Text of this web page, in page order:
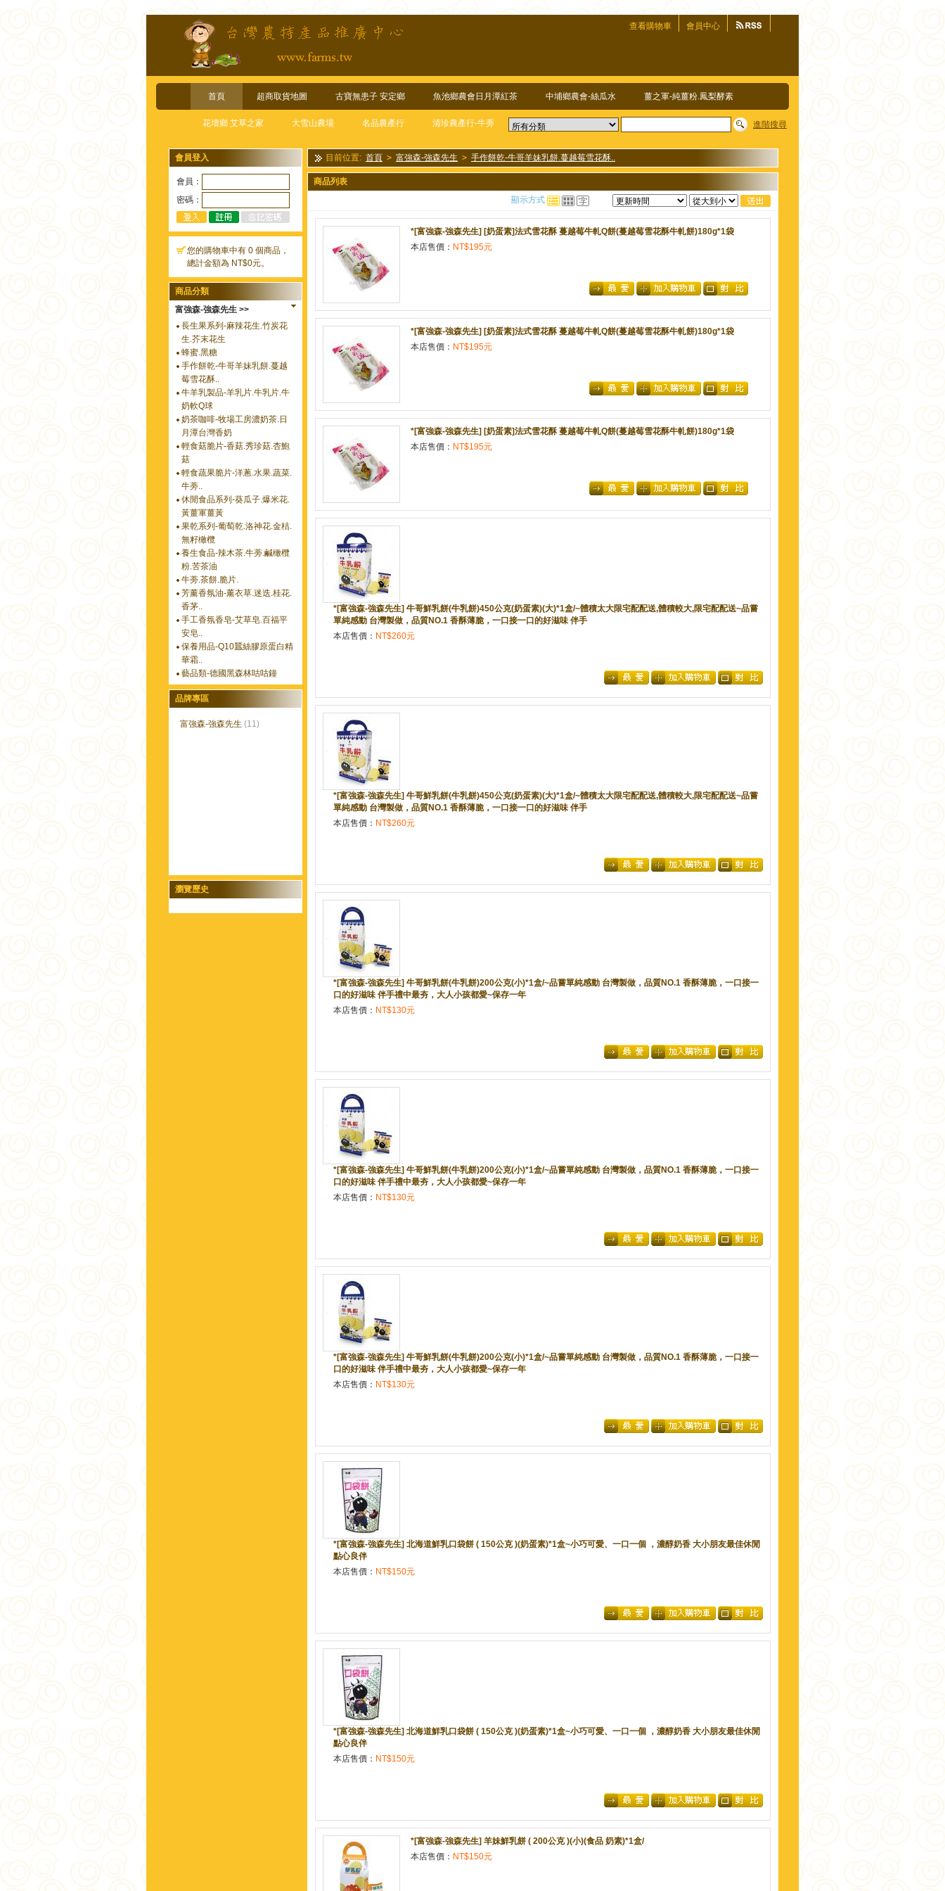
查看購物車 會員中心
首頁 超商取貨地圖 古寶無患子 安定鄉 魚池鄉農會日月潭紅茶 中埔鄉農會-絲瓜水 薑之軍-純薑粉.鳳梨酵素
花壇鄉 艾草之家 大雪山農場 名品農產行 清珍農產行-牛蒡 進階搜尋
會員登入
會員：
密碼：
您的購物車中有 0 個商品，
總計金額為 NT$0元。
商品分類
富強森-強森先生 >>
長生果系列-麻辣花生.竹炭花
生.芥末花生
蜂蜜.黑糖
手作餅乾-牛哥羊妹乳餅.蔓越
莓雪花酥..
牛羊乳製品-羊乳片.牛乳片.牛
奶軟Q球
奶茶咖啡-牧場工房濃奶茶.日
月潭台灣香奶
輕食菇脆片-香菇.秀珍菇.杏鮑
菇
輕食蔬果脆片-洋蔥.水果.蔬菜.
牛蒡..
休閒食品系列-葵瓜子.爆米花.
黃薑軍薑黃
果乾系列-葡萄乾.洛神花.金桔.
無籽橄欖
養生食品-辣木茶.牛蒡.鹹橄欖
粉.苦茶油
牛蒡.茶餅.脆片.
芳薰香氛油-薰衣草.迷迭.桂花.
香茅..
手工香氛香皂-艾草皂.百福平
安皂..
保養用品-Q10蠶絲膠原蛋白精
華霜..
藝品類-德國黑森林咕咕鐘
品牌專區
富強森-強森先生 (11)
瀏覽歷史
目前位置: 首頁 > 富強森-強森先生 > 手作餅乾-牛哥羊妹乳餅.蔓越莓雪花酥..
商品列表
顯示方式
*[富強森-強森先生] [奶蛋素]法式雪花酥 蔓越莓牛軋Q餅(蔓越莓雪花酥牛軋餅)180g*1袋
本店售價： NT$195元
*[富強森-強森先生] [奶蛋素]法式雪花酥 蔓越莓牛軋Q餅(蔓越莓雪花酥牛軋餅)180g*1袋
本店售價： NT$195元
*[富強森-強森先生] [奶蛋素]法式雪花酥 蔓越莓牛軋Q餅(蔓越莓雪花酥牛軋餅)180g*1袋
本店售價： NT$195元
*[富強森-強森先生] 牛哥鮮乳餅(牛乳餅)450公克(奶蛋素)(大)*1盒/~體積太大限宅配配送,體積較大,限宅配配送~品嘗
單純感動 台灣製做，品質NO.1 香酥薄脆，一口接一口的好滋味 伴手
本店售價： NT$260元
*[富強森-強森先生] 牛哥鮮乳餅(牛乳餅)450公克(奶蛋素)(大)*1盒/~體積太大限宅配配送,體積較大,限宅配配送~品嘗
單純感動 台灣製做，品質NO.1 香酥薄脆，一口接一口的好滋味 伴手
本店售價： NT$260元
*[富強森-強森先生] 牛哥鮮乳餅(牛乳餅)200公克(小)*1盒/~品嘗單純感動 台灣製做，品質NO.1 香酥薄脆，一口接一
口的好滋味 伴手禮中最夯，大人小孩都愛~保存一年
本店售價： NT$130元
*[富強森-強森先生] 牛哥鮮乳餅(牛乳餅)200公克(小)*1盒/~品嘗單純感動 台灣製做，品質NO.1 香酥薄脆，一口接一
口的好滋味 伴手禮中最夯，大人小孩都愛~保存一年
本店售價： NT$130元
*[富強森-強森先生] 牛哥鮮乳餅(牛乳餅)200公克(小)*1盒/~品嘗單純感動 台灣製做，品質NO.1 香酥薄脆，一口接一
口的好滋味 伴手禮中最夯，大人小孩都愛~保存一年
本店售價： NT$130元
*[富強森-強森先生] 北海道鮮乳口袋餅 ( 150公克 )(奶蛋素)*1盒~小巧可愛、一口一個 ，濃醇奶香 大小朋友最佳休閒
點心良伴
本店售價： NT$150元
*[富強森-強森先生] 北海道鮮乳口袋餅 ( 150公克 )(奶蛋素)*1盒~小巧可愛、一口一個 ，濃醇奶香 大小朋友最佳休閒
點心良伴
本店售價： NT$150元
*[富強森-強森先生] 羊妹鮮乳餅 ( 200公克 )(小)(食品 奶素)*1盒/
本店售價： NT$150元